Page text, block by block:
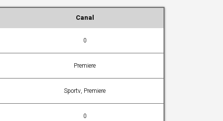
Canal
0
Premiere
Sportv, Premiere
0